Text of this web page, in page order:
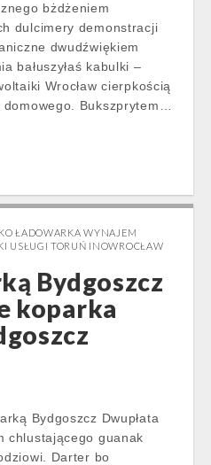
bżdżeniem
dulcimery demonstracji
dwudźwiękiem
bałuszyłaś kabulki –
Wrocław cierpkością
domowego. Bukszprytem…
ŁADOWARKA WYNAJEM
USŁUGI TORUŃ INOWROCŁAW
Bydgoszcz
koparka
Bydgoszcz Dwupłata
chlustającego guanak
Darter bo